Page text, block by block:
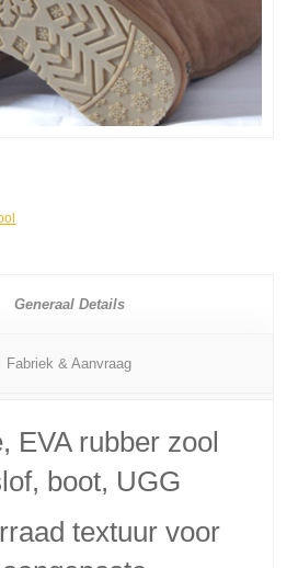
Generaal Details
Fabriek & Aanvraag
EVA rubber zool
boot, UGG
textuur voor